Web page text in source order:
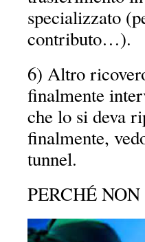
specializzato
contributo…).
6) Altro
finalmente
che lo si deva
finalmente,
tunnel.
PERCHÉ